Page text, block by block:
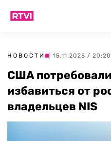
НОВОСТИ | 15.11.2025 / 20:20
США
избавиться от
владельцев NIS